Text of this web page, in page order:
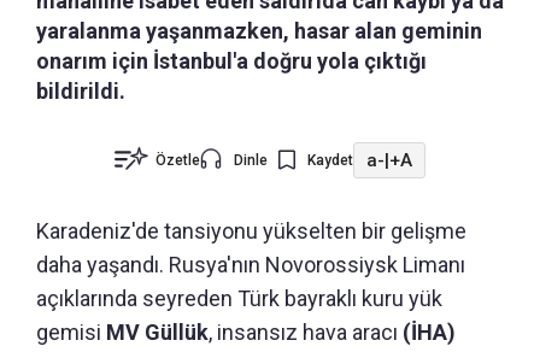
yaralanma yaşanmazken, hasar alan geminin
onarım için İstanbul'a doğru yola çıktığı
bildirildi.
Özetle Dinle Kaydet a-|+A
Karadeniz'de tansiyonu yükselten bir gelişme
daha yaşandı. Rusya'nın Novorossiysk Limanı
açıklarında seyreden Türk bayraklı kuru yük
gemisi MV Güllük, insansız hava aracı (İHA)